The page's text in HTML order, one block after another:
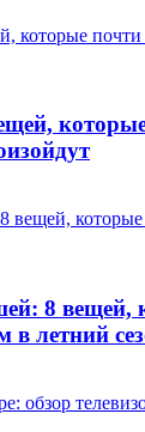
8 вещей,
в летний